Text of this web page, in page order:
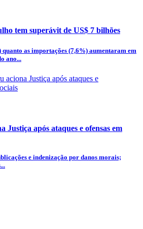
tem superávit de US$ 7 bilhões
quanto as importações (7,6%) aumentaram em
ano...
Justiça após ataques e ofensas em
e indenização por danos morais;